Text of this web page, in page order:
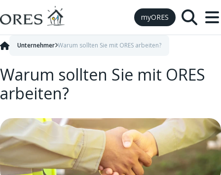
Skip to Content
myORES
Warum sollten Sie mit ORES
arbeiten?
Unternehmer Warum sollten Sie mit ORES arbeiten?